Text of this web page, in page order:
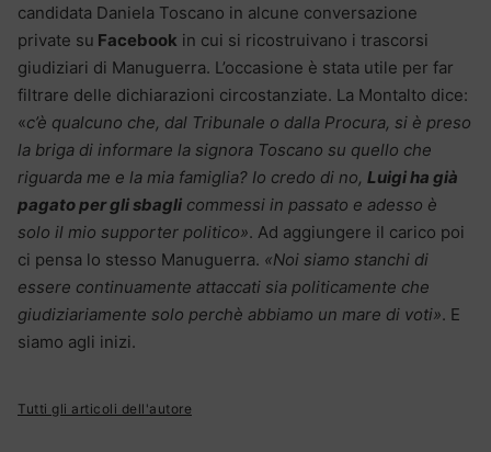
candidata Daniela Toscano in alcune conversazione
private su Facebook in cui si ricostruivano i trascorsi
giudiziari di Manuguerra. L’occasione è stata utile per far
filtrare delle dichiarazioni circostanziate. La Montalto dice:
«c’è qualcuno che, dal Tribunale o dalla Procura, si è preso
la briga di informare la signora Toscano su quello che
riguarda me e la mia famiglia? Io credo di no, Luigi ha già
pagato per gli sbagli commessi in passato e adesso è
solo il mio supporter politico». Ad aggiungere il carico poi
ci pensa lo stesso Manuguerra. «Noi siamo stanchi di
essere continuamente attaccati sia politicamente che
giudiziariamente solo perchè abbiamo un mare di voti». E
siamo agli inizi.
Tutti gli articoli dell'autore